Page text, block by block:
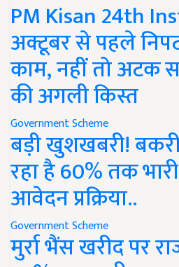
PM Kisan 24th
अक्टूबर से पहले
काम, नहीं तो अटक
की अगली किस्त
Government Scheme
बड़ी खुशखबरी!
रहा है 60% तक
आवेदन प्रक्रिया..
Government Scheme
मुर्रा भैंस खरीद पर